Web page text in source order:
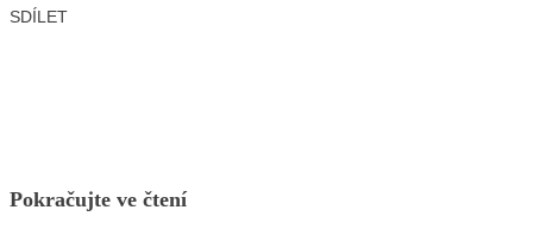
SDÍLET
Pokračujte ve čtení